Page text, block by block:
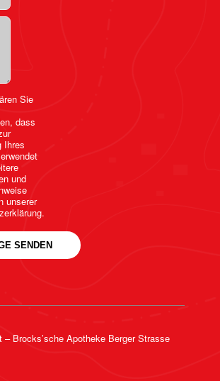
Sie
dass
Ihres
und
unserer
Brocks’sche Apotheke Berger Strasse